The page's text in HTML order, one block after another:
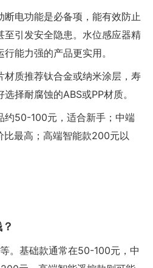
断电功能是必备项，能有效防止
至引发安全隐患。水位感应器精
能力强的产品更实用。
材质推荐钛合金或纳米涂层，寿
择耐腐蚀的ABS或PP材质。
约50-100元，适合新手；中端
最高；高端智能款200元以
。基础款通常在50-100元，中